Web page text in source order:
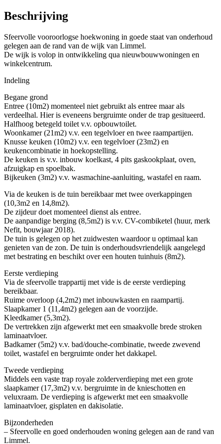
Beschrijving
Sfeervolle vooroorlogse hoekwoning in goede staat van onderhoud
gelegen aan de rand van de wijk van Limmel.
De wijk is volop in ontwikkeling qua nieuwbouwwoningen en
winkelcentrum.
Indeling
Begane grond
Entree (10m2) momenteel niet gebruikt als entree maar als
verdeelhal. Hier is eveneens bergruimte onder de trap gesitueerd.
Halfhoog betegeld toilet v.v. opbouwtoilet.
Woonkamer (21m2) v.v. een tegelvloer en twee raampartijen.
Knusse keuken (10m2) v.v. een tegelvloer (23m2) en
keukencombinatie in hoekopstelling.
De keuken is v.v. inbouw koelkast, 4 pits gaskookplaat, oven,
afzuigkap en spoelbak.
Bijkeuken (3m2) v.v. wasmachine-aanluiting, wastafel en raam.
Via de keuken is de tuin bereikbaar met twee overkappingen
(10,3m2 en 14,8m2).
De zijdeur doet momenteel dienst als entree.
De aanpandige berging (8,5m2) is v.v. CV-combiketel (huur, merk
Nefit, bouwjaar 2018).
De tuin is gelegen op het zuidwesten waardoor u optimaal kan
genieten van de zon. De tuin is onderhoudsvriendelijk aangelegd
met bestrating en beschikt over een houten tuinhuis (8m2).
Eerste verdieping
Via de sfeervolle trappartij met vide is de eerste verdieping
bereikbaar.
Ruime overloop (4,2m2) met inbouwkasten en raampartij.
Slaapkamer 1 (11,4m2) gelegen aan de voorzijde.
Kleedkamer (5,3m2).
De vertrekken zijn afgewerkt met een smaakvolle brede stroken
laminaatvloer.
Badkamer (5m2) v.v. bad/douche-combinatie, tweede zwevend
toilet, wastafel en bergruimte onder het dakkapel.
Tweede verdieping
Middels een vaste trap royale zolderverdieping met een grote
slaapkamer (17,3m2) v.v. bergruimte in de knieschotten en
veluxraam. De verdieping is afgewerkt met een smaakvolle
laminaatvloer, gisplaten en dakisolatie.
Bijzonderheden
– Sfeervolle en goed onderhouden woning gelegen aan de rand van
Limmel.